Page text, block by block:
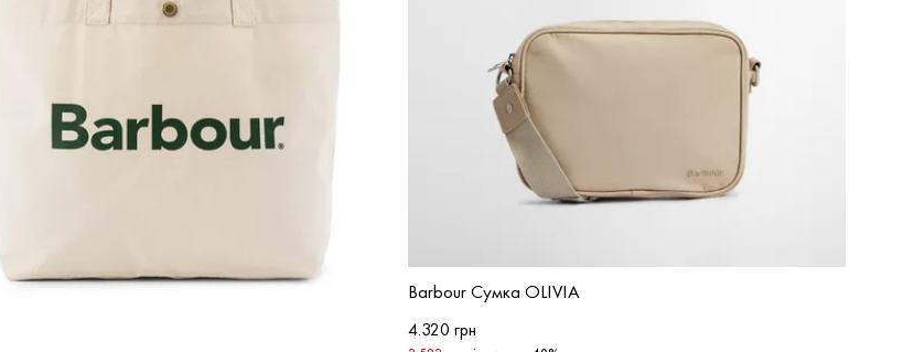
Barbour Сумка OLIVIA
4.320 грн